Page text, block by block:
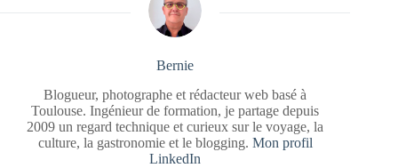
Bernie
Blogueur, photographe et rédacteur web basé à
Toulouse. Ingénieur de formation, je partage depuis
2009 un regard technique et curieux sur le voyage, la
culture, la gastronomie et le blogging. Mon profil
LinkedIn